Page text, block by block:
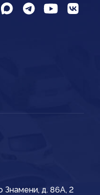
Знамени, д. 86А, 2